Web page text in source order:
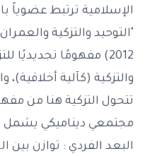
الإسلامية ترتبط عضوياً
"التوحيد والتزكية
2012) مفهومًا تجديديًا
والتزكية (كآلية
تتحول التزكية هنا من
مجتمعي ديناميكي يشمل
البعد الفردي : توازن بين